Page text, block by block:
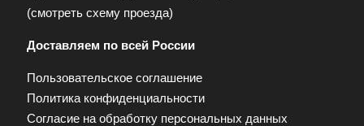
(смотреть схему проезда)
Доставляем по всей России
Пользовательское соглашение
Политика конфиденциальности
Согласие на обработку персональных данных